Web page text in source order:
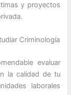
y proyectos
Criminología
evaluar
la calidad de tu
laborales